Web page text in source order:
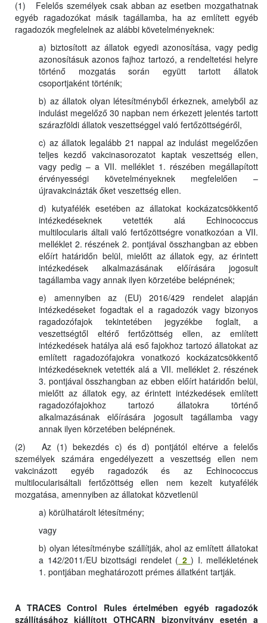
(1) Felelős személyek csak abban az esetben mozgathatnak
egyéb ragadozókat másik tagállamba, ha az említett egyéb
ragadozók megfelelnek az alábbi követelményeknek:
a) biztosított az állatok egyedi azonosítása, vagy pedig
azonosításuk azonos fajhoz tartozó, a rendeltetési helyre
történő mozgatás során együtt tartott állatok
csoportjaként történik;
b) az állatok olyan létesítményből érkeznek, amelyből az
indulást megelőző 30 napban nem érkezett jelentés tartott
szárazföldi állatok veszettséggel való fertőzöttségéről,
c) az állatok legalább 21 nappal az indulást megelőzően
teljes kezdő vakcinasorozatot kaptak veszettség ellen,
vagy pedig – a VII. melléklet 1. részében megállapított
érvényességi követelményeknek megfelelően –
újravakcinázták őket veszettség ellen.
d) kutyafélék esetében az állatokat kockázatcsökkentő
intézkedéseknek vetették alá Echinococcus
multilocularis általi való fertőzöttségre vonatkozóan a VII.
melléklet 2. részének 2. pontjával összhangban az ebben
előírt határidőn belül, mielőtt az állatok egy, az érintett
intézkedések alkalmazásának előírására jogosult
tagállamba vagy annak ilyen körzetébe belépnének;
e) amennyiben az (EU) 2016/429 rendelet alapján
intézkedéseket fogadtak el a ragadozók vagy bizonyos
ragadozófajok tekintetében jegyzékbe foglalt, a
veszettségtől eltérő fertőzöttség ellen, az említett
intézkedések hatálya alá eső fajokhoz tartozó állatokat az
említett ragadozófajokra vonatkozó kockázatcsökkentő
intézkedéseknek vetették alá a VII. melléklet 2. részének
3. pontjával összhangban az ebben előírt határidőn belül,
mielőtt az állatok egy, az érintett intézkedések említett
ragadozófajokhoz tartozó állatokra történő
alkalmazásának előírására jogosult tagállamba vagy
annak ilyen körzetében belépnének.
(2) Az (1) bekezdés c) és d) pontjától eltérve a felelős
személyek számára engedélyezett a veszettség ellen nem
vakcinázott egyéb ragadozók és az Echinococcus
multilocularisáltali fertőzöttség ellen nem kezelt kutyafélék
mozgatása, amennyiben az állatokat közvetlenül
a) körülhatárolt létesítmény;
vagy
b) olyan létesítménybe szállítják, ahol az említett állatokat
a 142/2011/EU bizottsági rendelet ( 2 ) I. mellékletének
1. pontjában meghatározott prémes állatként tartják.
A TRACES Control Rules értelmében egyéb ragadozók
szállításához kiállított OTHCARN bizonyítvány esetén a